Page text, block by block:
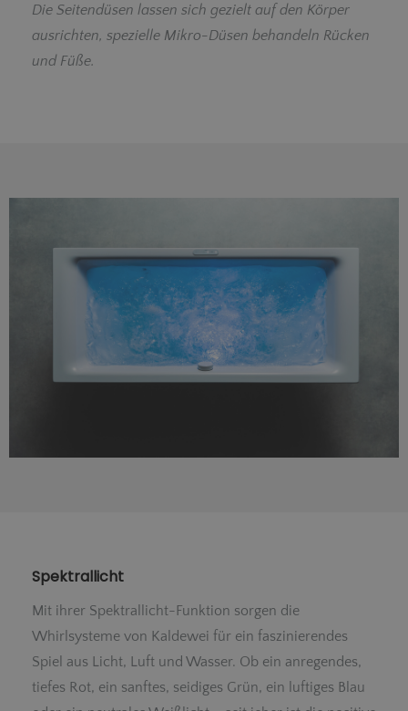
Die Seitendüsen lassen sich gezielt auf den Körper
ausrichten, spezielle Mikro-Düsen behandeln Rücken
und Füße.
Spektrallicht
Mit ihrer Spektrallicht-Funktion sorgen die
Whirlsysteme von Kaldewei für ein faszinierendes
Spiel aus Licht, Luft und Wasser. Ob ein anregendes,
tiefes Rot, ein sanftes, seidiges Grün, ein luftiges Blau